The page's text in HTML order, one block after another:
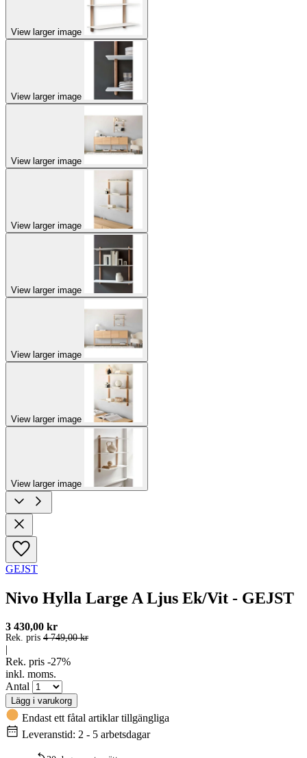
View larger image
View larger image
View larger image
View larger image
View larger image
View larger image
View larger image
View larger image
GEJST
Nivo Hylla Large A Ljus Ek/Vit - GEJST
3 430,00 kr
Rek. pris 4 749,00 kr
|
Rek. pris -27%
inkl. moms.
Antal
Lägg i varukorg
Endast ett fåtal artiklar tillgängliga
Leveranstid: 2 - 5 arbetsdagar